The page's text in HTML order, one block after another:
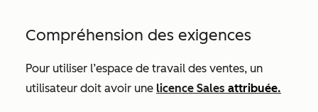
Compréhension des exigences
Pour utiliser l’espace de travail des ventes, un
utilisateur doit avoir une licence Sales attribuée.